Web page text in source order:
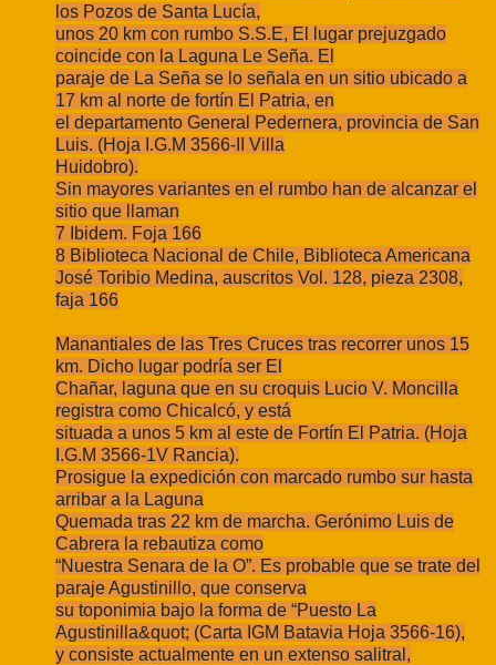
los Pozos de Santa Lucía,
unos 20 km con rumbo S.S.E, El lugar prejuzgado
coincide con la Laguna Le Seña. El
paraje de La Seña se lo señala en un sitio ubicado a
17 km al norte de fortín El Patria, en
el departamento General Pedernera, provincia de San
Luis. (Hoja I.G.M 3566-II Villa
Huidobro).
Sin mayores variantes en el rumbo han de alcanzar el
sitio que llaman
7 Ibidem. Foja 166
8 Biblioteca Nacional de Chile, Biblioteca Americana
José Toribio Medina, auscritos Vol. 128, pieza 2308,
faja 166
Manantiales de las Tres Cruces tras recorrer unos 15
km. Dicho lugar podría ser El
Chañar, laguna que en su croquis Lucio V. Moncilla
registra como Chicalcó, y está
situada a unos 5 km al este de Fortín El Patria. (Hoja
I.G.M 3566-1V Rancia).
Prosigue la expedición con marcado rumbo sur hasta
arribar a la Laguna
Quemada tras 22 km de marcha. Gerónimo Luis de
Cabrera la rebautiza como
“Nuestra Senara de la O”. Es probable que se trate del
paraje Agustinillo, que conserva
su toponimia bajo la forma de “Puesto La
Agustinilla&quot; (Carta IGM Batavia Hoja 3566-16),
y consiste actualmente en un extenso salitral,